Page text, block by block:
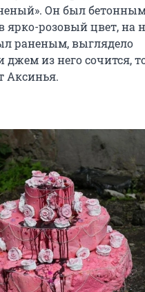
Он был
розовый цвет, на
раненым, выглядело
джем из него сочится,
Аксинья.